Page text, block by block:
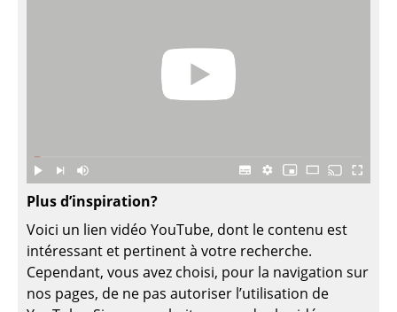
Accessoires de bureau
Boîtes de rangement
Coussins
Tapis
Rideaux
... voir tous les accessoires
Plus d’inspiration?
Voici un lien vidéo YouTube, dont le contenu est
intéressant et pertinent à votre recherche.
Cependant, vous avez choisi, pour la navigation sur
nos pages, de ne pas autoriser l’utilisation de